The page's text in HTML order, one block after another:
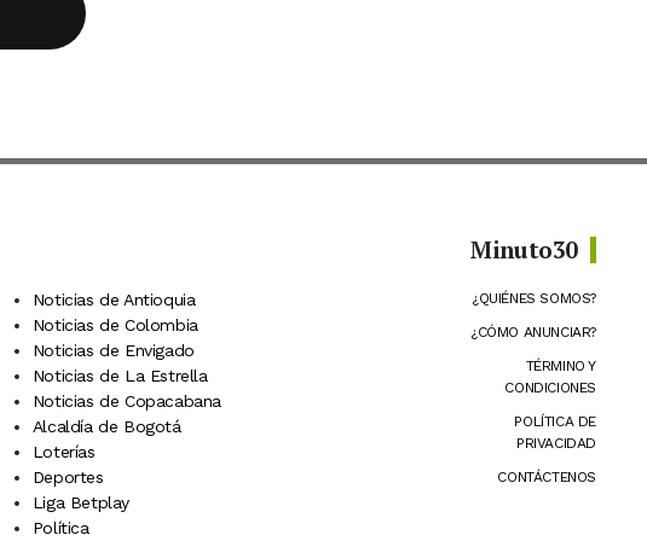
Noticias de Antioquia
Noticias de Colombia
Noticias de Envigado
Noticias de La Estrella
Noticias de Copacabana
Alcaldía de Bogotá
Loterías
Deportes
Liga Betplay
Política
Minuto30
¿QUIÉNES SOMOS?
¿CÓMO ANUNCIAR?
TÉRMINO Y
CONDICIONES
POLÍTICA DE
PRIVACIDAD
CONTÁCTENOS